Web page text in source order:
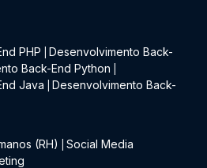
PHP
Desenvolvimento Back-
Back-End Python
Java
Desenvolvimento Back-
(RH)
Social Media